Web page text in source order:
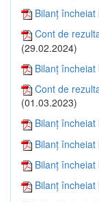
Bilanţ
Cont de
(29.02.2024)
Bilanţ
Cont de
(01.03.2023)
Bilanţ
Bilanţ încheiat
Bilanţ
Bilanţ